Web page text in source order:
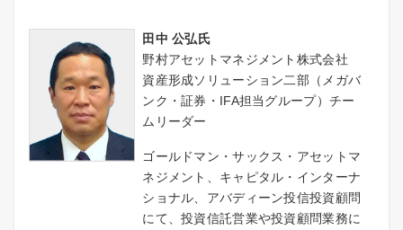
田中 公弘氏
野村アセットマネジメント株式会社
資産形成ソリューション二部（メガバ
ンク・証券・IFA担当グループ）チー
ムリーダー
ゴールドマン・サックス・アセットマ
ネジメント、キャピタル・インターナ
ショナル、アバディーン投信投資顧問
にて、投資信託営業や投資顧問業務に